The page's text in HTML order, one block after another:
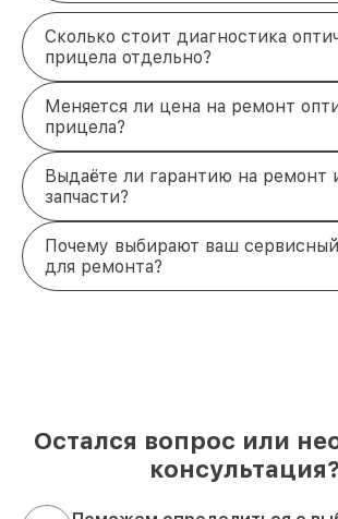
Сколько стоит диагностика
прицела отдельно?
Меняется ли цена на ремонт
прицела?
Выдаёте ли гарантию на ремонт
запчасти?
Почему выбирают ваш
для ремонта?
Остался вопрос или